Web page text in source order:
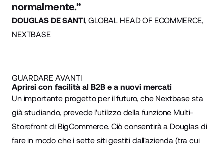
normalmente.”
DOUGLAS DE SANTI, GLOBAL HEAD OF ECOMMERCE,
NEXTBASE
GUARDARE AVANTI
Aprirsi con facilità al B2B e a nuovi mercati
Un importante progetto per il futuro, che Nextbase sta
già studiando, prevede l'utilizzo della funzione Multi-
Storefrontdi BigCommerce. Ciò consentirà a Douglas di
fare in modo che i sette siti gestiti dall'azienda (tra cui